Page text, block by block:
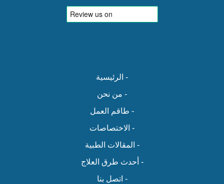
- الرئيسية
- من نحن
- طاقم العمل
- الاختصاصات
- المقالات الطبية
- أحدث طرق العلاج
- اتصل بنا